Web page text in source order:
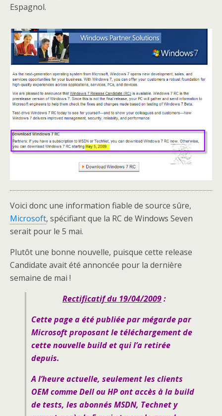
Espagnol.
Voici donc une information fiable de source sûre,
Microsoft, spécifiant que la RC de Windows Seven
serait pour le 5 mai.
Plutôt une bonne nouvelle, puisque cette release
Candidate avait été annoncée pour la dernière
semaine de mai !
Rectificatif du 19/04/2009:
Cette page a été publiée par mégarde par
Microsoft proposant le téléchargement de
cette nouvelle build et qui l’a retirée
depuis.
A l’heure actuelle, seulement les clients
OEM comme Dell ou HP ont accès à la build
de tests, les abonnés MSDN, Technet y